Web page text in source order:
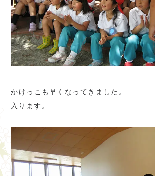
かけっこも早くなってきました。
入ります。